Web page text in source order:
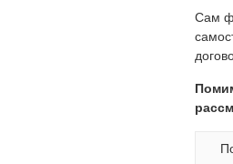
Сам